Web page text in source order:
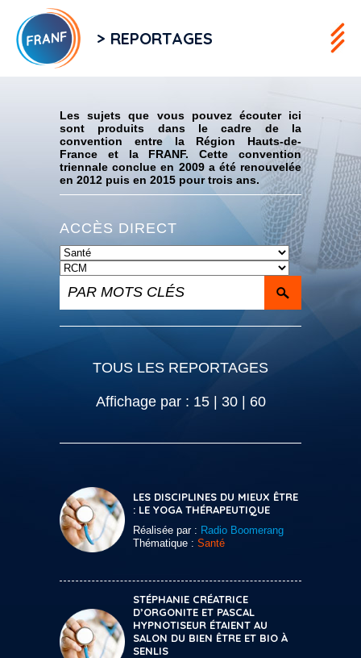
> REPORTAGES
Les sujets que vous pouvez écouter ici
sont produits dans le cadre de la
convention entre la Région Hauts-de-
France et la FRANF. Cette convention
triennale conclue en 2009 a été renouvelée
en 2012 puis en 2015 pour trois ans.
ACCÈS DIRECT
TOUS LES REPORTAGES
Affichage par : 15| 30| 60
LES DISCIPLINES DU MIEUX ÊTRE
: LE YOGA THÉRAPEUTIQUE
Réalisée par : Radio Boomerang
Thématique : Santé
STÉPHANIE CRÉATRICE
D’ORGONITE ET PASCAL
HYPNOTISEUR ÉTAIENT AU
SALON DU BIEN ÊTRE ET BIO À
SENLIS